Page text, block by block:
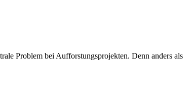
Problem bei Aufforstungsprojekten. Denn anders als